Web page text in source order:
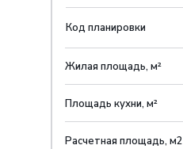
Код планировки
Жилая площадь, м²
Площадь кухни, м²
Расчетная площадь, м2